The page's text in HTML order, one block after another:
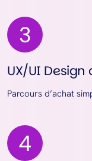
UX/UI
Parcours d’achat